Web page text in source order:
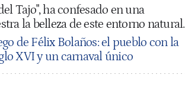
Tajo", ha confesado en una
la belleza de este entorno natural.
de Félix Bolaños: el pueblo con la
XVI y un carnaval único